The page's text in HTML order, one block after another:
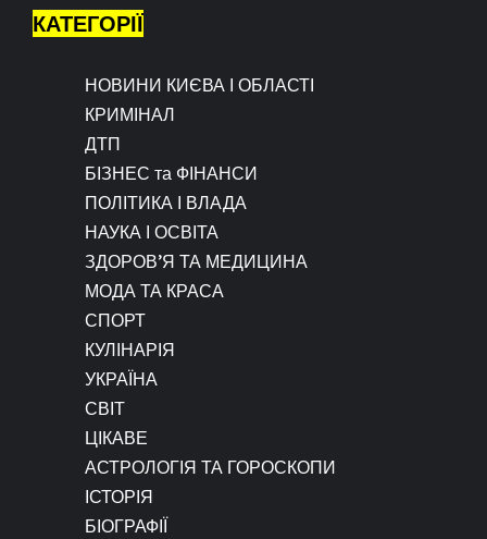
КАТЕГОРІЇ
НОВИНИ КИЄВА І ОБЛАСТІ
КРИМІНАЛ
ДТП
БІЗНЕС та ФІНАНСИ
ПОЛІТИКА І ВЛАДА
НАУКА І ОСВІТА
ЗДОРОВ’Я ТА МЕДИЦИНА
МОДА ТА КРАСА
СПОРТ
КУЛІНАРІЯ
УКРАЇНА
СВІТ
ЦІКАВЕ
АСТРОЛОГІЯ ТА ГОРОСКОПИ
ІСТОРІЯ
БІОГРАФІЇ